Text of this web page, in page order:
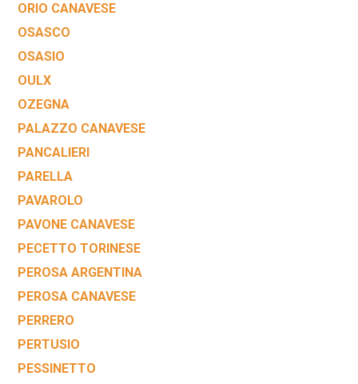
ORIO CANAVESE
OSASCO
OSASIO
OULX
OZEGNA
PALAZZO CANAVESE
PANCALIERI
PARELLA
PAVAROLO
PAVONE CANAVESE
PECETTO TORINESE
PEROSA ARGENTINA
PEROSA CANAVESE
PERRERO
PERTUSIO
PESSINETTO